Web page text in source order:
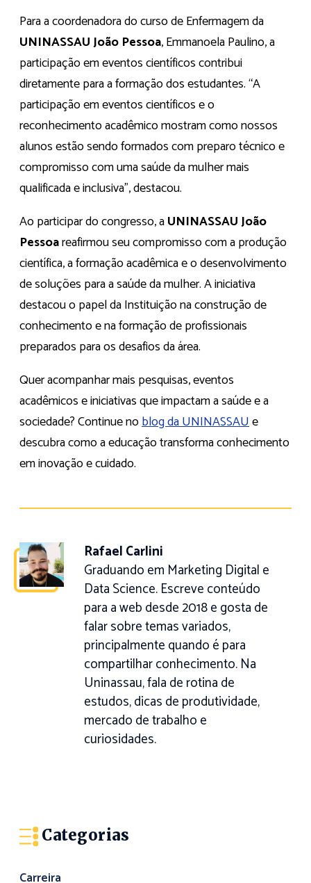
Para a coordenadora do curso de Enfermagem da
UNINASSAU João Pessoa, Emmanoela Paulino, a
participação em eventos científicos contribui
diretamente para a formação dos estudantes. “A
participação em eventos científicos e o
reconhecimento acadêmico mostram como nossos
alunos estão sendo formados com preparo técnico e
compromisso com uma saúde da mulher mais
qualificada e inclusiva”, destacou.
Ao participar do congresso, aUNINASSAU João
Pessoareafirmou seu compromisso com a produção
científica, a formação acadêmica e o desenvolvimento
de soluções para a saúde da mulher. A iniciativa
destacou o papel da Instituição na construção de
conhecimento e na formação de profissionais
preparados para os desafios da área.
Quer acompanhar mais pesquisas, eventos
acadêmicos e iniciativas que impactam a saúde e a
sociedade? Continue noblog da UNINASSAUe
descubra como a educação transforma conhecimento
em inovação e cuidado.
Rafael Carlini
Graduando em Marketing Digital e
Data Science. Escreve conteúdo
para a web desde 2018 e gosta de
falar sobre temas variados,
principalmente quando é para
compartilhar conhecimento. Na
Uninassau, fala de rotina de
estudos, dicas de produtividade,
mercado de trabalho e
curiosidades.
Categorias
Carreira